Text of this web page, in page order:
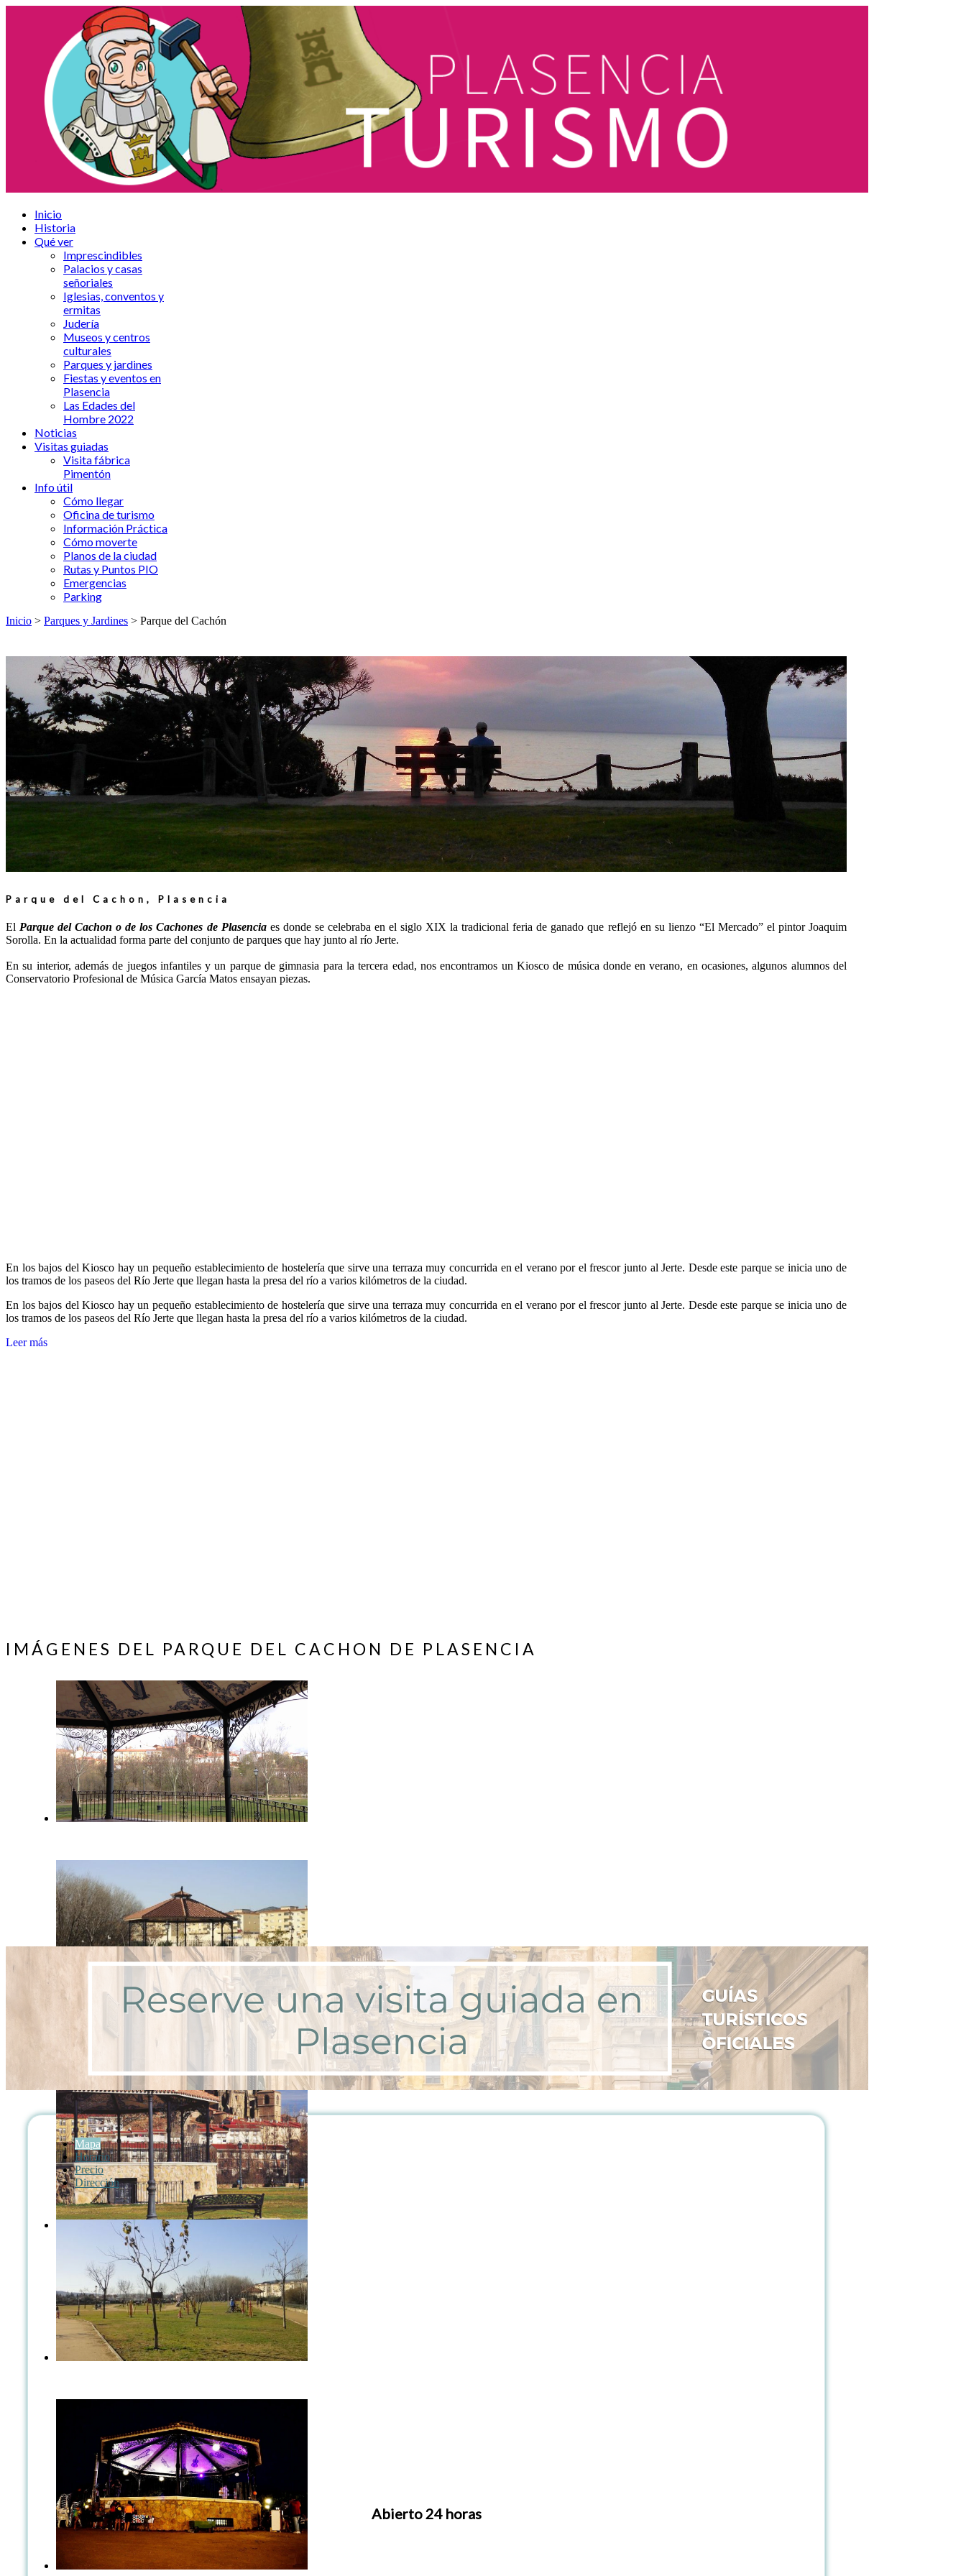
Inicio
Historia
Qué ver
Imprescindibles
Palacios y casas
señoriales
Iglesias, conventos y
ermitas
Judería
Museos y centros
culturales
Parques y jardines
Fiestas y eventos en
Plasencia
Las Edades del
Hombre 2022
Noticias
Visitas guiadas
Visita fábrica
Pimentón
Info útil
Cómo llegar
Oficina de turismo
Información Práctica
Cómo moverte
Planos de la ciudad
Rutas y Puntos PIO
Emergencias
Parking
Inicio > Parques y Jardines > Parque del Cachón
Parque del Cachon, Plasencia
El Parque del Cachon o de los Cachones de Plasenciaes donde se celebraba en el siglo XIX la tradicional feria de ganado que reflejó en su lienzo “El Mercado” el pintor Joaquim
Sorolla. En la actualidad forma parte del conjunto de parques que hay junto al río Jerte.
En su interior, además de juegos infantiles y un parque de gimnasia para la tercera edad, nos encontramos un Kiosco de música donde en verano, en ocasiones, algunos alumnos del
Conservatorio Profesional de Música García Matos ensayan piezas.
En los bajos del Kiosco hay un pequeño establecimiento de hostelería que sirve una terraza muy concurrida en el verano por el frescor junto al Jerte. Desde este parque se inicia uno de
los tramos de los paseos del Río Jerte que llegan hasta la presa del río a varios kilómetros de la ciudad.
En los bajos del Kiosco hay un pequeño establecimiento de hostelería que sirve una terraza muy concurrida en el verano por el frescor junto al Jerte. Desde este parque se inicia uno de
los tramos de los paseos del Río Jerte que llegan hasta la presa del río a varios kilómetros de la ciudad.
Leer más
IMÁGENES DEL PARQUE DEL CACHON DE PLASENCIA
Mapa
Horario
Precio
Dirección
Abierto 24 horas